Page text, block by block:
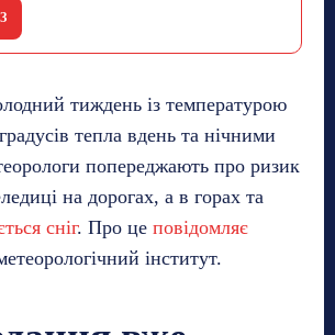
тиждень із температурою
тепла вдень та нічними
попереджають про ризик
на дорогах, а в горах та
сніг. Про це повідомляє
інститут.